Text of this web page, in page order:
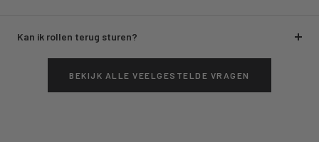
Kan ik rollen terug sturen?
BEKIJK ALLE VEELGESTELDE VRAGEN